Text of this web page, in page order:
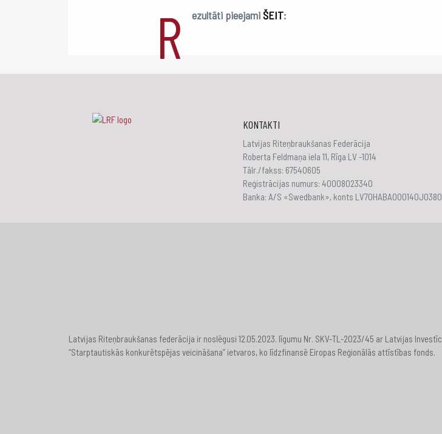
R ezultāti pieejamiŠEIT:
KONTAKTI
Latvijas Riteņbraukšanas Federācija
Roberta Feldmaņa iela 11, Rīga LV -1014
Tālr./fakss: 67540605
Reģistrācijas numurs: 40008023340
Banka: A/S «Swedbank», konts
Latvijas Riteņbraukšanas federācija ir noslēgusi 12.05.2023. līgumu Nr. SKV-TL-2023/45 ar Latvijas
“Starptautiskās konkurētspējas veicināšana” ietvaros, ko līdzfinansē Eiropas Reģionālās attīstības fonds.